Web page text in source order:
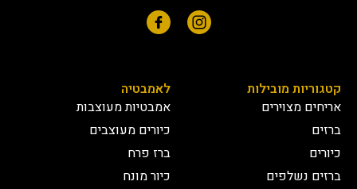
קטגוריות מובילות
אריחים מצוירים
ברזים
כיורים
ברזים נשלפים
לאמבטיה
אמבטיות מעוצבות
כיורים מעוצבים
ברז פרח
כיור מונח